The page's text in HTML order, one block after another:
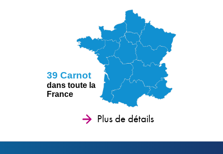
39 Carnot
dans toute la
France
Plus de détails